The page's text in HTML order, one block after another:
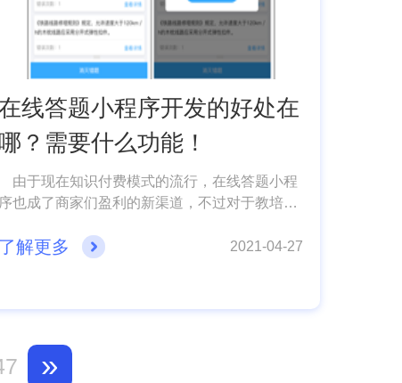
线答题小程序开发的好处在
哪？需要什么功能！
由于现在知识付费模式的流行，在线答题小程
序也成了商家们盈利的新渠道，不过对于教培企
场景，下面成都小程序开发公司小编就来给大家
了解更多 2021-04-27
»